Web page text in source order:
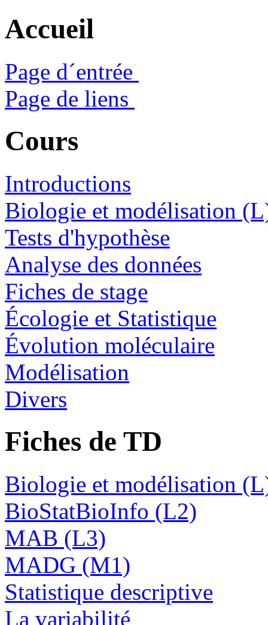
Accueil
Page d´entrée
Page de liens
Cours
Introductions
Biologie et modélisation
Tests d'hypothèse
Analyse des données
Fiches de stage
Écologie et Statistique
Évolution moléculaire
Modélisation
Divers
Fiches de TD
Biologie et modélisation
BioStatBioInfo (L2)
MAB (L3)
MADG (M1)
Statistique descriptive
La variabilité